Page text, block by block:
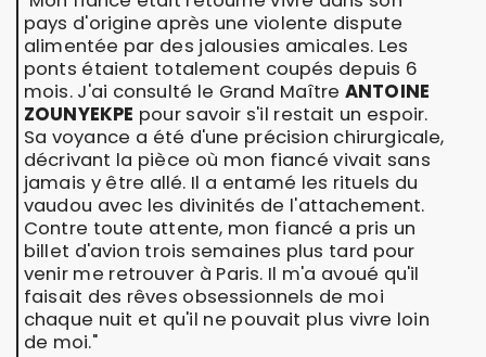
pays d'origine après une violente dispute
alimentée par des jalousies amicales. Les
ponts étaient totalement coupés depuis 6
mois. J'ai consulté le Grand Maître ANTOINE
ZOUNYEKPE pour savoir s'il restait un espoir.
Sa voyance a été d'une précision chirurgicale,
décrivant la pièce où mon fiancé vivait sans
jamais y être allé. Il a entamé les rituels du
vaudou avec les divinités de l'attachement.
Contre toute attente, mon fiancé a pris un
billet d'avion trois semaines plus tard pour
venir me retrouver à Paris. Il m'a avoué qu'il
faisait des rêves obsessionnels de moi
chaque nuit et qu'il ne pouvait plus vivre loin
de moi."